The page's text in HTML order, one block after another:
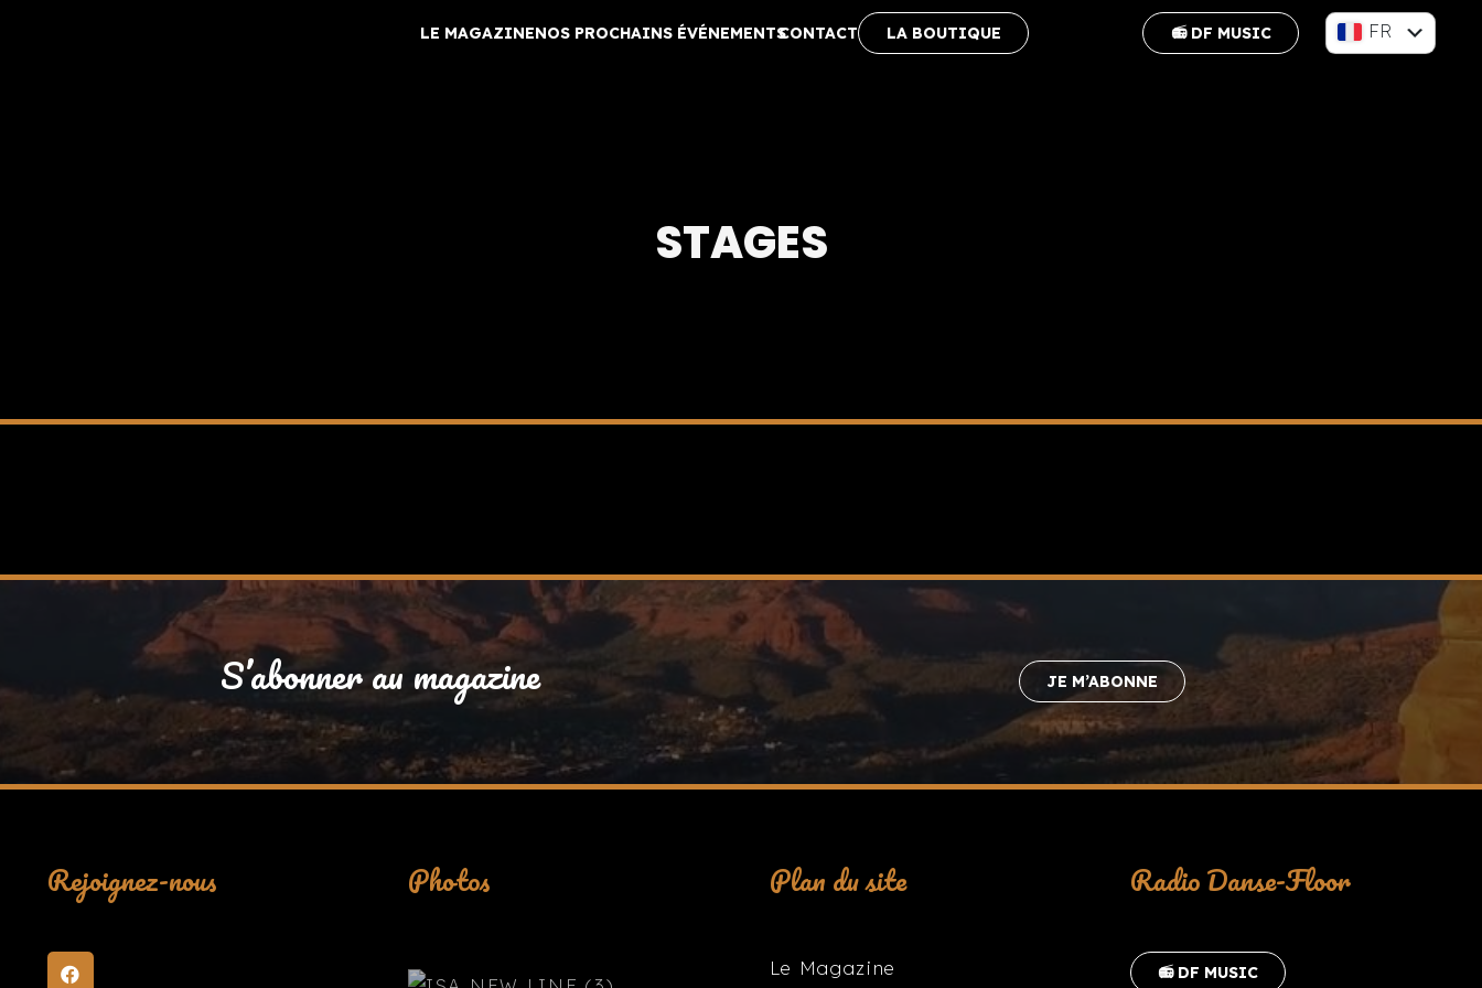
LE MAGAZINENOS PROCHAINS ÉVÉNEMENTSCONTACT LA BOUTIQUE 📻 DF MUSIC
FR
STAGES
S’abonner au magazine JE M’ABONNE
Rejoignez-nous Photos Plan du site
Le Magazine
Radio Danse-Floor
📻 DF MUSIC